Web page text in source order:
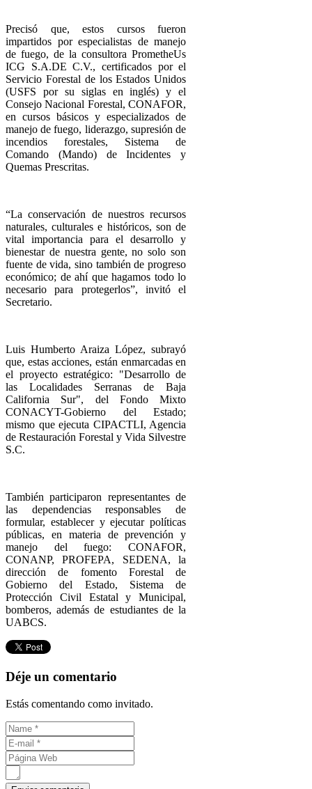
Precisó que, estos cursos fueron
impartidos por especialistas de manejo
de fuego, de la consultora PrometheUs
ICG S.A.DE C.V., certificados por el
Servicio Forestal de los Estados Unidos
(USFS por su siglas en inglés) y el
Consejo Nacional Forestal, CONAFOR,
en cursos básicos y especializados de
manejo de fuego, liderazgo, supresión de
incendios forestales, Sistema de
Comando (Mando) de Incidentes y
Quemas Prescritas.
“La conservación de nuestros recursos
naturales, culturales e históricos, son de
vital importancia para el desarrollo y
bienestar de nuestra gente, no solo son
fuente de vida, sino también de progreso
económico; de ahí que hagamos todo lo
necesario para protegerlos”, invitó el
Secretario.
Luis Humberto Araiza López, subrayó
que, estas acciones, están enmarcadas en
el proyecto estratégico: "Desarrollo de
las Localidades Serranas de Baja
California Sur", del Fondo Mixto
CONACYT-Gobierno del Estado;
mismo que ejecuta CIPACTLI, Agencia
de Restauración Forestal y Vida Silvestre
S.C.
También participaron representantes de
las dependencias responsables de
formular, establecer y ejecutar políticas
públicas, en materia de prevención y
manejo del fuego: CONAFOR,
CONANP, PROFEPA, SEDENA, la
dirección de fomento Forestal de
Gobierno del Estado, Sistema de
Protección Civil Estatal y Municipal,
bomberos, además de estudiantes de la
UABCS.
Déje un comentario
Estás comentando como invitado.